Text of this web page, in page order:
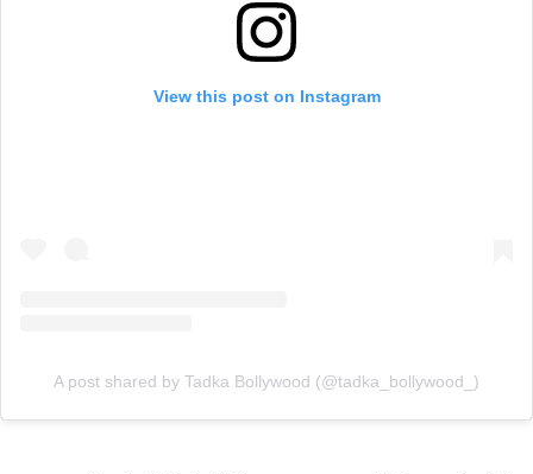
View this post on Instagram
A post shared by Tadka Bollywood (@tadka_bollywood_)